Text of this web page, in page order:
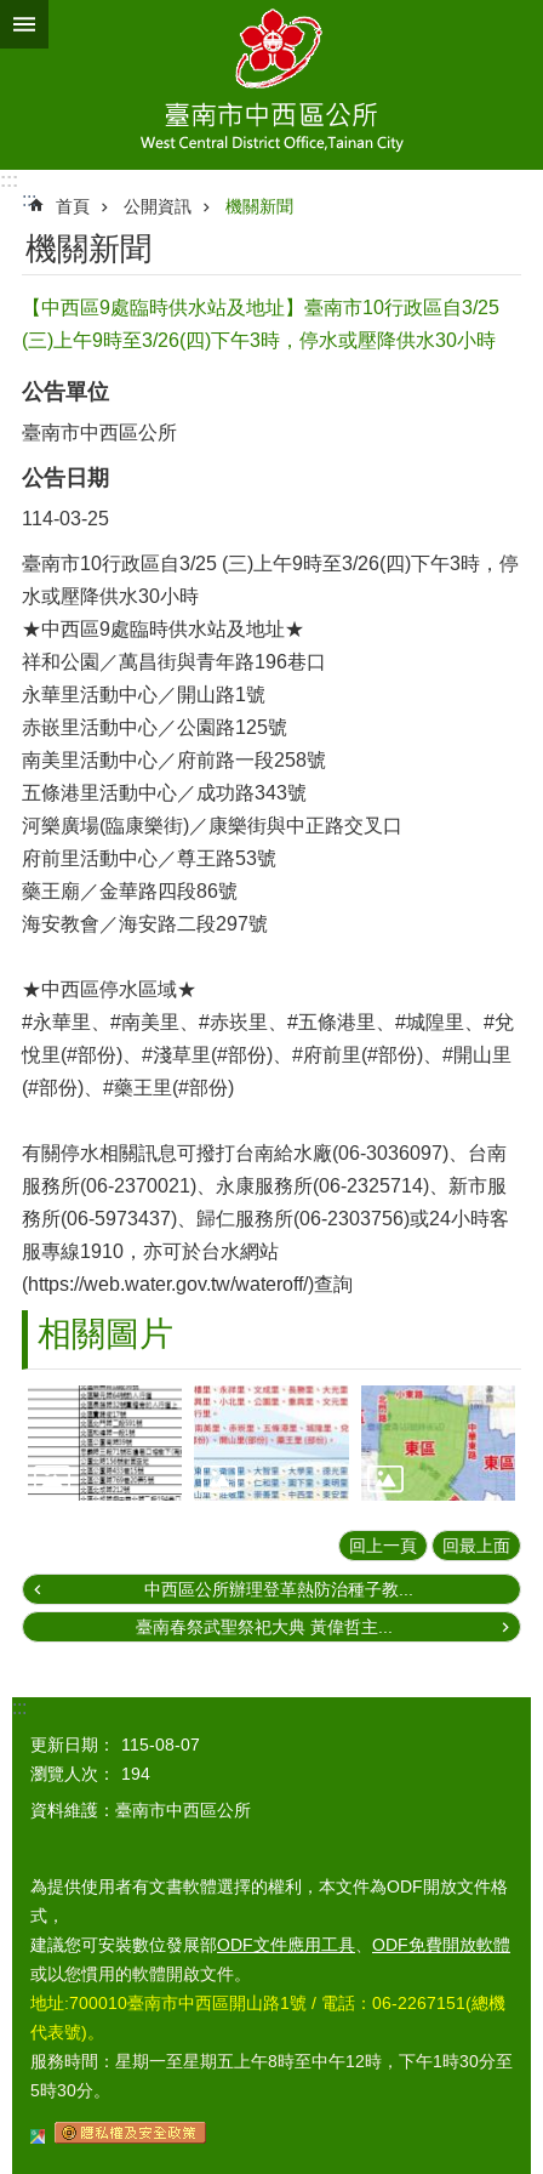
跳到主要內容區塊
:::
:::
首頁 公開資訊 機關新聞
機關新聞
【中西區9處臨時供水站及地址】臺南市10行政區自3/25
(三)上午9時至3/26(四)下午3時，停水或壓降供水30小時
公告單位
臺南市中西區公所
公告日期
114-03-25
臺南市10行政區自3/25 (三)上午9時至3/26(四)下午3時，停
水或壓降供水30小時
★中西區9處臨時供水站及地址★
祥和公園／萬昌街與青年路196巷口
永華里活動中心／開山路1號
赤嵌里活動中心／公園路125號
南美里活動中心／府前路一段258號
五條港里活動中心／成功路343號
河樂廣場(臨康樂街)／康樂街與中正路交叉口
府前里活動中心／尊王路53號
藥王廟／金華路四段86號
海安教會／海安路二段297號
★中西區停水區域★
#永華里、#南美里、#赤崁里、#五條港里、#城隍里、#兌
悅里(#部份)、#淺草里(#部份)、#府前里(#部份)、#開山里
(#部份)、#藥王里(#部份)
有關停水相關訊息可撥打台南給水廠(06-3036097)、台南
服務所(06-2370021)、永康服務所(06-2325714)、新市服
務所(06-5973437)、歸仁服務所(06-2303756)或24小時客
服專線1910，亦可於台水網站
(https://web.water.gov.tw/wateroff/)查詢
相關圖片
回上一頁 回最上面
中西區公所辦理登革熱防治種子教...
臺南春祭武聖祭祀大典 黃偉哲主...
:::
更新日期：
115-08-07
瀏覽人次：
194
資料維護：臺南市中西區公所
為提供使用者有文書軟體選擇的權利，本文件為ODF開放文件格
式，
建議您可安裝數位發展部ODF文件應用工具
ODF免費開放軟體
或以您慣用的軟體開啟文件。
地址:700010臺南市中西區開山路1號 / 電話：06-2267151(總機
代表號)。
服務時間：星期一至星期五上午8時至中午12時，下午1時30分至
5時30分。